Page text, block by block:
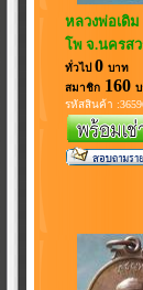
หลวงพ่อเดิ
โพ จ.นครส
ทั่วไป 0 บาท
สมาชิก160
รหัสสินค้า